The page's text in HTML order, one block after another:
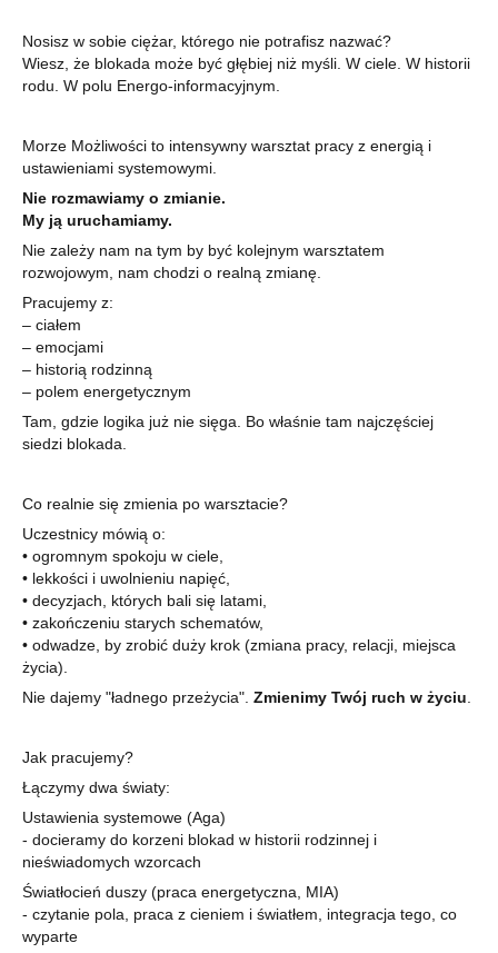
Nosisz w sobie ciężar, którego nie potrafisz nazwać?
Wiesz, że blokada może być głębiej niż myśli. W ciele. W historii
rodu. W polu Energo-informacyjnym.
Morze Możliwości to intensywny warsztat pracy z energią i
ustawieniami systemowymi.
Nie rozmawiamy o zmianie.
My ją uruchamiamy.
Nie zależy nam na tym by być kolejnym warsztatem
rozwojowym, nam chodzi o realną zmianę.
Pracujemy z:
– ciałem
– emocjami
– historią rodzinną
– polem energetycznym
Tam, gdzie logika już nie sięga. Bo właśnie tam najczęściej
siedzi blokada.
Co realnie się zmienia po warsztacie?
Uczestnicy mówią o:
• ogromnym spokoju w ciele,
• lekkości i uwolnieniu napięć,
• decyzjach, których bali się latami,
• zakończeniu starych schematów,
• odwadze, by zrobić duży krok (zmiana pracy, relacji, miejsca
życia).
Nie dajemy "ładnego przeżycia". Zmienimy Twój ruch w życiu
Jak pracujemy?
Łączymy dwa światy:
Ustawienia systemowe (Aga)
- docieramy do korzeni blokad w historii rodzinnej i
nieświadomych wzorcach
Światłocień duszy (praca energetyczna, MIA)
- czytanie pola, praca z cieniem i światłem, integracja tego, co
wyparte